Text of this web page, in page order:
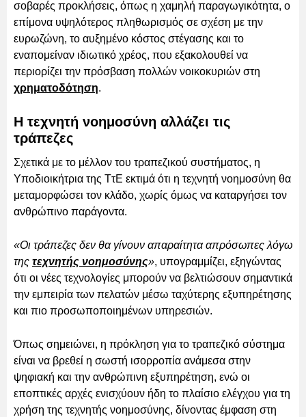
σοβαρές προκλήσεις, όπως η χαμηλή παραγωγικότητα, ο
επίμονα υψηλότερος πληθωρισμός σε σχέση με την
ευρωζώνη, το αυξημένο κόστος στέγασης και το
εναπομείναν ιδιωτικό χρέος, που εξακολουθεί να
περιορίζει την πρόσβαση πολλών νοικοκυριών στη
χρηματοδότηση.
Η τεχνητή νοημοσύνη αλλάζει τις
τράπεζες
Σχετικά με το μέλλον του τραπεζικού συστήματος, η
Υποδιοικήτρια της ΤτΕ εκτιμά ότι η τεχνητή νοημοσύνη θα
μεταμορφώσει τον κλάδο, χωρίς όμως να καταργήσει τον
ανθρώπινο παράγοντα.
«Οι τράπεζες δεν θα γίνουν απαραίτητα απρόσωπες λόγω
της τεχνητής νοημοσύνης», υπογραμμίζει, εξηγώντας
ότι οι νέες τεχνολογίες μπορούν να βελτιώσουν σημαντικά
την εμπειρία των πελατών μέσω ταχύτερης εξυπηρέτησης
και πιο προσωποποιημένων υπηρεσιών.
Όπως σημειώνει, η πρόκληση για το τραπεζικό σύστημα
είναι να βρεθεί η σωστή ισορροπία ανάμεσα στην
ψηφιακή και την ανθρώπινη εξυπηρέτηση, ενώ οι
εποπτικές αρχές ενισχύουν ήδη το πλαίσιο ελέγχου για τη
χρήση της τεχνητής νοημοσύνης, δίνοντας έμφαση στη